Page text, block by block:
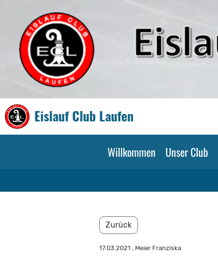
Eislauf Club Laufen
Willkommen Unser Club
Zurück
17.03.2021 , Meier Franziska